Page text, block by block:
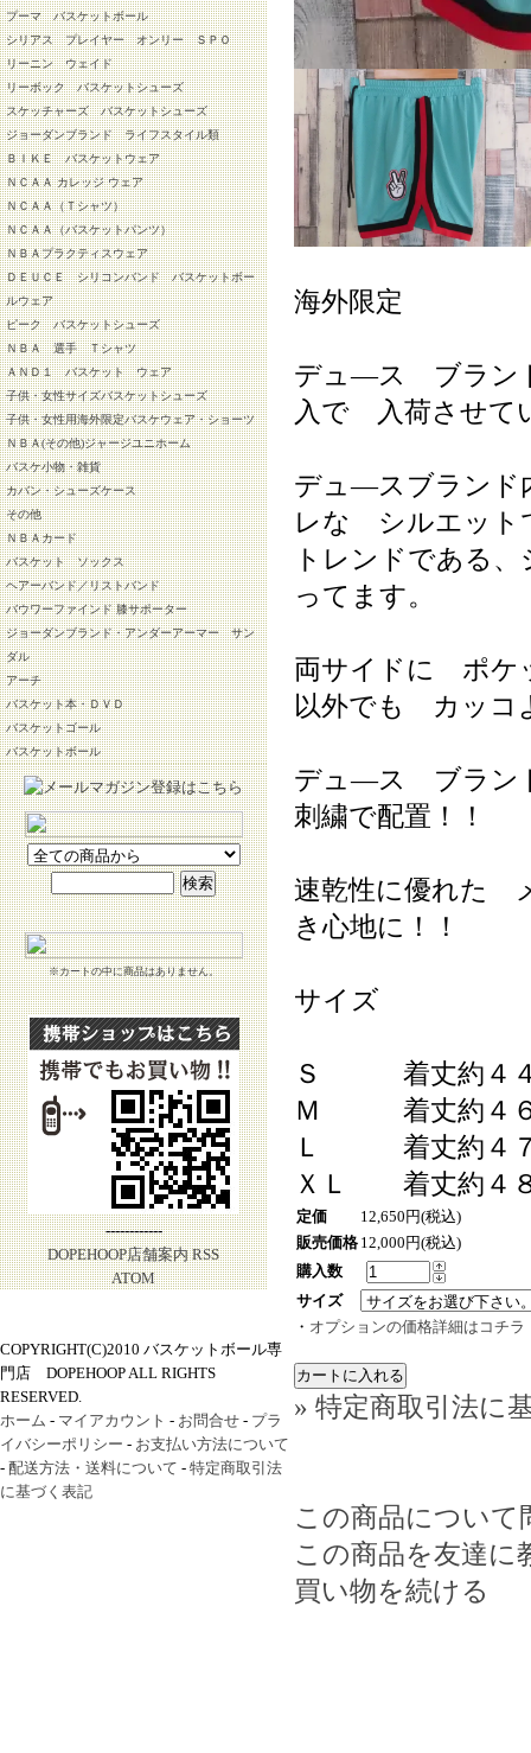
プーマ バスケットボール
シリアス プレイヤー オンリー ＳＰＯ
リーニン ウェイド
リーボック バスケットシューズ
スケッチャーズ バスケットシューズ
ジョーダンブランド ライフスタイル類
ＢＩＫＥ バスケットウェア
ＮＣＡＡ カレッジ ウェア
ＮＣＡＡ（Ｔシャツ）
ＮＣＡＡ（バスケットパンツ）
ＮＢＡプラクティスウェア
ＤＥＵＣＥ シリコンバンド バスケットボー
ルウェア
ピーク バスケットシューズ
ＮＢＡ 選手 Ｔシャツ
ＡＮＤ１ バスケット ウェア
子供・女性サイズバスケットシューズ
子供・女性用海外限定バスケウェア・ショーツ
ＮＢＡ(その他)ジャージユニホーム
バスケ小物・雑貨
カバン・シューズケース
その他
ＮＢＡカード
バスケット ソックス
ヘアーバンド／リストバンド
バウワーファインド 膝サポーター
ジョーダンブランド・アンダーアーマー サン
ダル
アーチ
バスケット本・ＤＶＤ
バスケットゴール
バスケットボール
※カートの中に商品はありません。
------------
DOPEHOOP店舗案内 RSS
ATOM
海外限定
デュ―ス ブラ
入で 入荷させて
デュ―スブラン
レな シルエット
トレンドである
ってます。
両サイドに ポ
以外でも カッコ
デュ―ス ブラ
刺繍で配置！！
速乾性に優れた
き心地に！！
サイズ
Ｓ 着丈約４４
Ｍ 着丈約４６
Ｌ 着丈約４７
ＸＬ 着丈約４
定価
12,650円(税込)
販売価格 12,000円(税込)
購入数
サイズ
・ オプションの価格詳細はコチラ
» 特定商取引法に
この商品について
この商品を友達に
買い物を続ける
COPYRIGHT(C)2010 バスケットボール専
門店 DOPEHOOP ALL RIGHTS
RESERVED.
ホーム - マイアカウント - お問合せ - プラ
イバシーポリシー - お支払い方法について
- 配送方法・送料について - 特定商取引法
に基づく表記